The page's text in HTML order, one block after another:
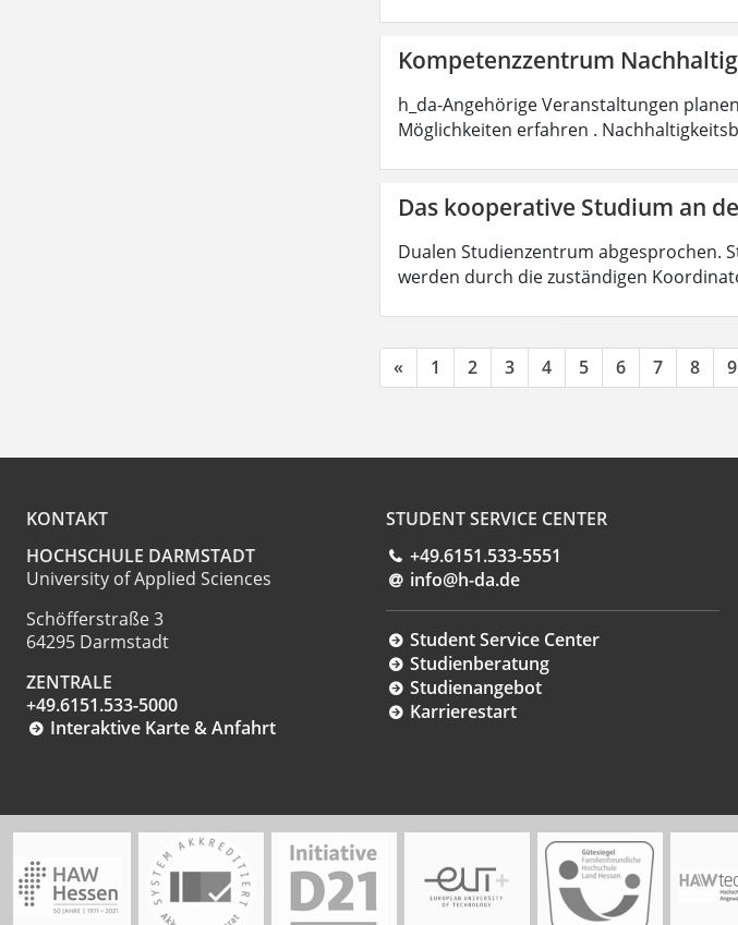
Kompetenzzentrum
h_da-Angehörige Veranstaltungen
Möglichkeiten erfahren .
Das kooperative Studium an
Dualen Studienzentrum abgesprochen.
werden durch die zuständigen
« 1 2 3 4 5 6 7 8 9
KONTAKT
HOCHSCHULE DARMSTADT
University of Applied Sciences
Schöfferstraße 3
64295 Darmstadt
ZENTRALE
+49.6151.533-5000
Interaktive Karte & Anfahrt
STUDENT SERVICE CENTER
+49.6151.533-5551
info@h-da.de
Student Service Center
Studienberatung
Studienangebot
Karrierestart